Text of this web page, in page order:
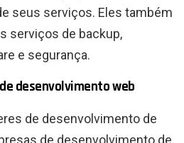
seus serviços. Eles também
serviços de backup,
e segurança.
desenvolvimento web
de desenvolvimento de